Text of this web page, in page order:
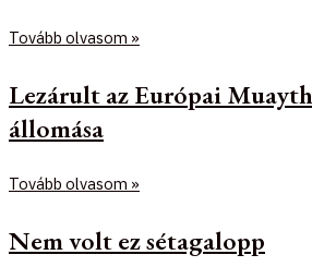
Tovább olvasom »
Lezárult az Európai
állomása
Tovább olvasom »
Nem volt ez sétagalopp